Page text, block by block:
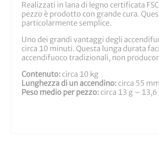
Realizzati in lana di legno certificata
pezzo è prodotto con grande cura.
particolarmente semplice.
Uno dei grandi vantaggi degli
circa 10 minuti. Questa lunga durata
accendifuoco tradizionali, non
Contenuto: circa 10 kg
Lunghezza di un accendino: circa 55 mm
Peso medio per pezzo: circa 13 g – 13,6